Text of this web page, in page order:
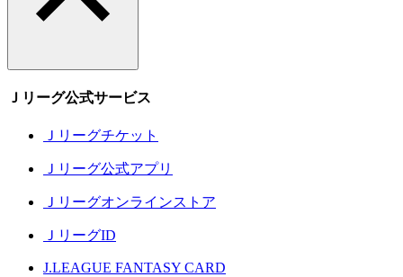
Ｊリーグ公式サービス
Ｊリーグチケット
Ｊリーグ公式アプリ
Ｊリーグオンラインストア
ＪリーグID
J.LEAGUE FANTASY CARD